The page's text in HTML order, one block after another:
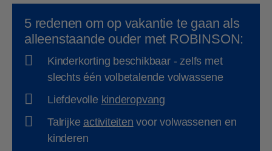
5 redenen om op vakantie te gaan als
alleenstaande ouder met ROBINSON:
Kinderkorting beschikbaar - zelfs met
slechts één volbetalende volwassene
Liefdevolle kinderopvang
Talrijke activiteiten voor volwassenen en
kinderen